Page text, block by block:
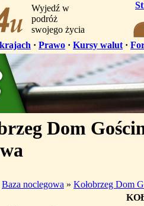
Wyjedź w
podróż
swojego życia
· Prawo · Kursy walut ·
Dom
Baza noclegowa » Kołobrzeg Dom